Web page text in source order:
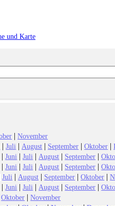
und Karte
|November
|Juli | August | September |Oktober |
|Juni |Juli | August | September |
|Juni |Juli | August | September |
Juli | August | September |Oktober |
|Juni |Juli | August | September |
Oktober |November